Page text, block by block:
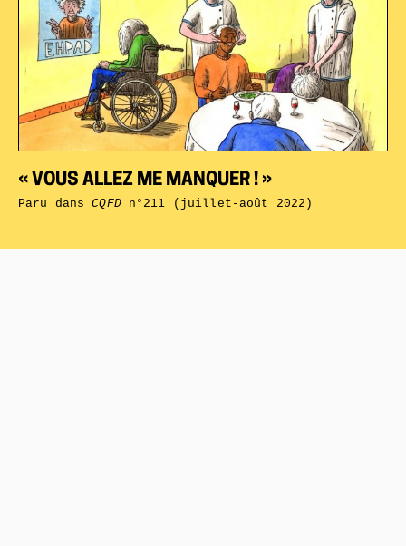
« VOUS ALLEZ ME MANQUER ! »
Paru dansCQFDn°211 (juillet-août 2022)